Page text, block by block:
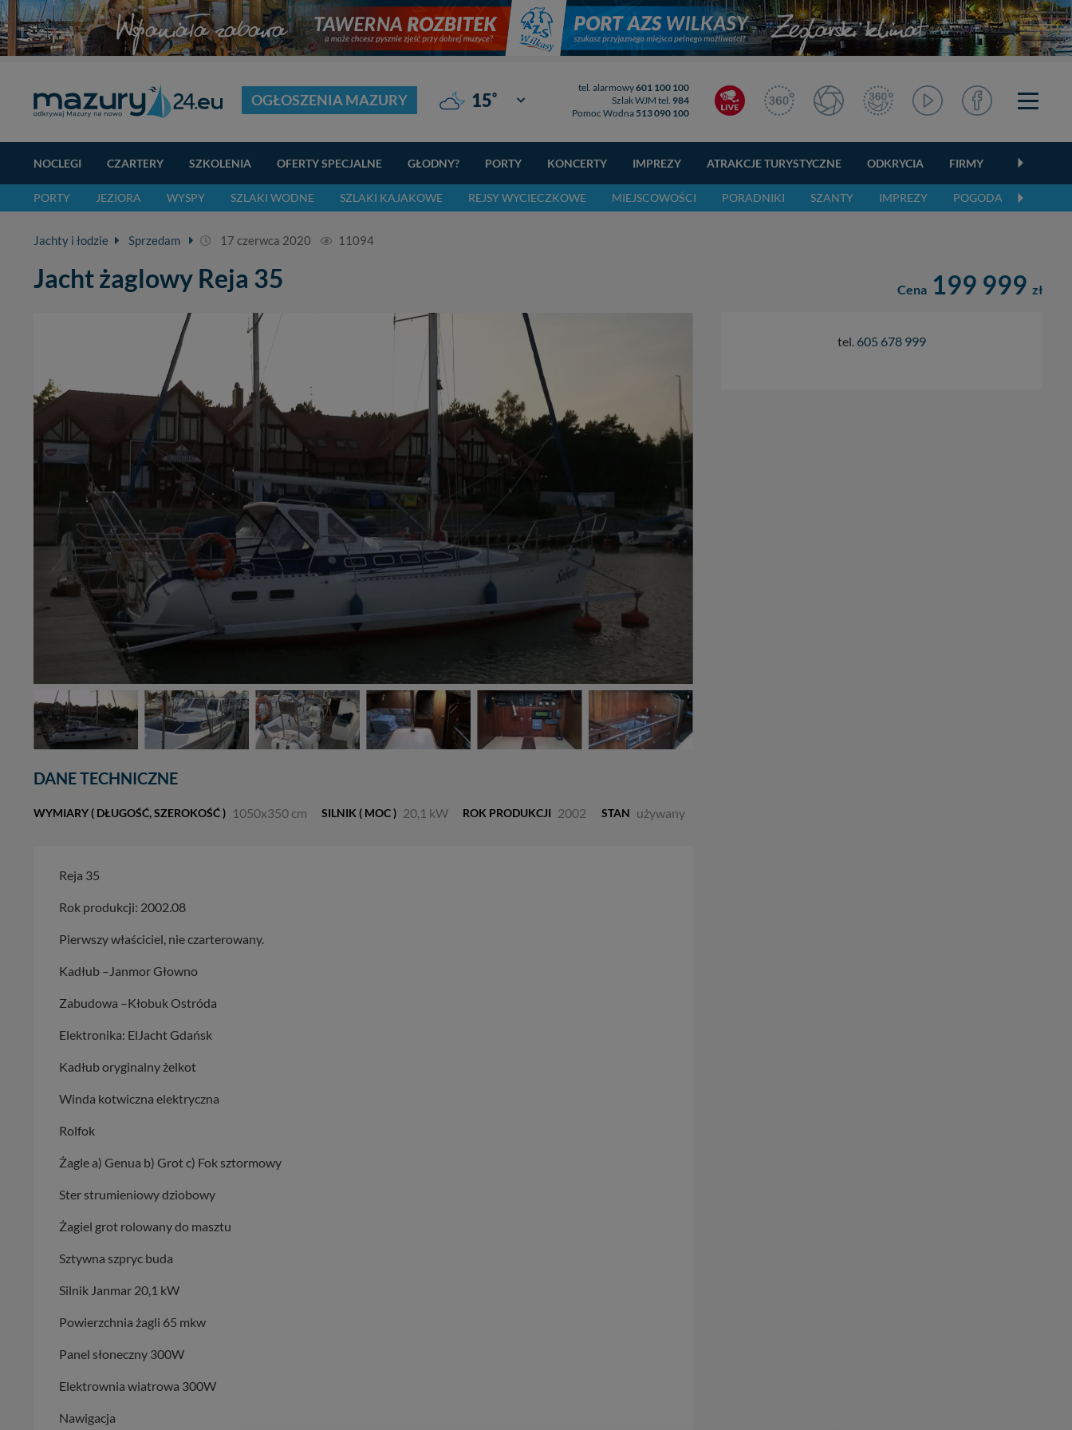
OGŁOSZENIA MAZURY 15° Giżycko
tel. alarmowy601 100 100
Szlak WJM tel. 984
Pomoc Wodna 513 090 100
NOCLEGI CZARTERY SZKOLENIA OFERTY SPECJALNE GŁODNY? PORTY KONCERTY IMPREZY ATRAKCJE TURYSTYCZNE ODKRYCIA FIRMY
PORTY JEZIORA WYSPY SZLAKI WODNE SZLAKI KAJAKOWE REJSY WYCIECZKOWE MIEJSCOWOŚCI PORADNIKI SZANTY IMPREZY POGODA
Jachty i łodzie Sprzedam 17 czerwca 2020 11094
Jacht żaglowy Reja 35
DANE TECHNICZNE
WYMIARY ( DŁUGOŚĆ, SZEROKOŚĆ ) 1050x350 cm SILNIK ( MOC ) 20,1 kW ROK PRODUKCJI 2002 STAN używany
Reja 35
Rok produkcji: 2002.08
Pierwszy właściciel, nie czarterowany.
Kadłub –Janmor Głowno
Zabudowa –Kłobuk Ostróda
Elektronika: ElJacht Gdańsk
Kadłub oryginalny żelkot
Winda kotwiczna elektryczna
Rolfok
Żagle a) Genua b) Grot c) Fok sztormowy
Ster strumieniowy dziobowy
Żagiel grot rolowany do masztu
Sztywna szpryc buda
Silnik Janmar 20,1 kW
Powierzchnia żagli 65 mkw
Panel słoneczny 300W
Elektrownia wiatrowa 300W
Nawigacja
Cena199 999 zł
tel. 605 678 999